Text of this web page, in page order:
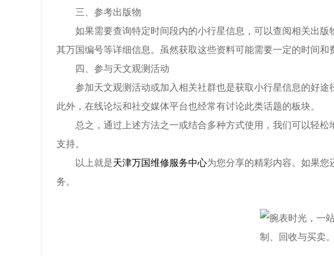
三、参考出版物
如果需要查询特定时间段内的小行星信息，可以查阅相关出版物
其万国编号等详细信息。虽然获取这些资料可能需要一定的时间和
四、参与天文观测活动
参加天文观测活动或加入相关社群也是获取小行星信息的好途
此外，在线论坛和社交媒体平台也经常有讨论此类话题的板块。
总之，通过上述方法之一或结合多种方式使用，我们可以轻松
支持。
以上就是天津万国维修服务中心为您分享的精彩内容。如果您
务。